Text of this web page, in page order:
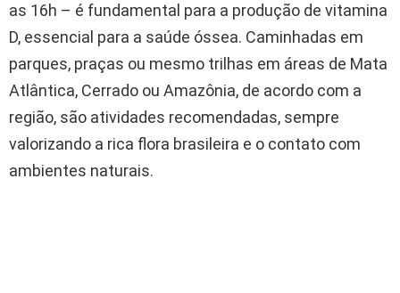
as 16h – é fundamental para a produção de vitamina
D, essencial para a saúde óssea. Caminhadas em
parques, praças ou mesmo trilhas em áreas de Mata
Atlântica, Cerrado ou Amazônia, de acordo com a
região, são atividades recomendadas, sempre
valorizando a rica flora brasileira e o contato com
ambientes naturais.